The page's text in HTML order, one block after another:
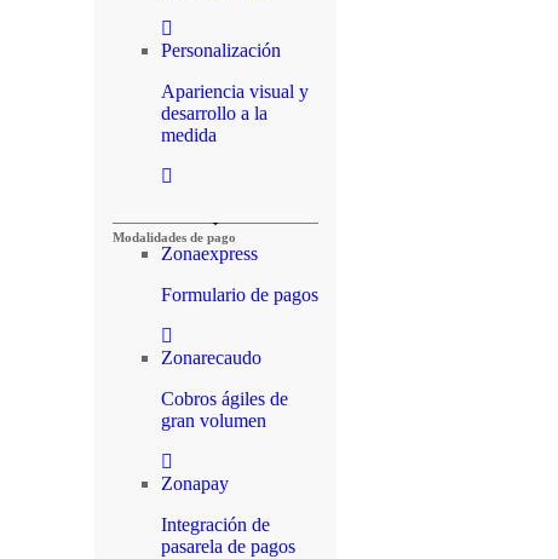
Personalización
Apariencia visual y
desarrollo a la
medida
Modalidades de pago
Zonaexpress
Formulario de pagos
Zonarecaudo
Cobros ágiles de
gran volumen
Zonapay
Integración de
pasarela de pagos